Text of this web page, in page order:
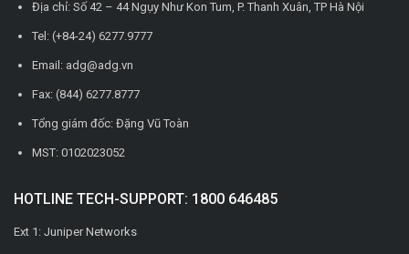
Địa chỉ: Số 42 – 44 Ngụy Như Kon Tum, P. Thanh Xuân, TP Hà Nội
Tel: (+84-24) 6277.9777
Email: adg@adg.vn
Fax: (844) 6277.8777
Tổng giám đốc: Đặng Vũ Toàn
MST: 0102023052
HOTLINE TECH-SUPPORT: 1800 646485
Ext 1: Juniper Networks